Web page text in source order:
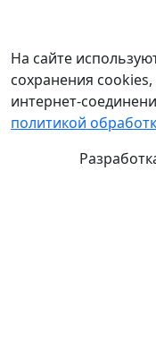
На сайте
сохранения
интернет-
политикой